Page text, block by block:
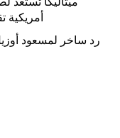
أمريكية
رد ساخر لمسعود